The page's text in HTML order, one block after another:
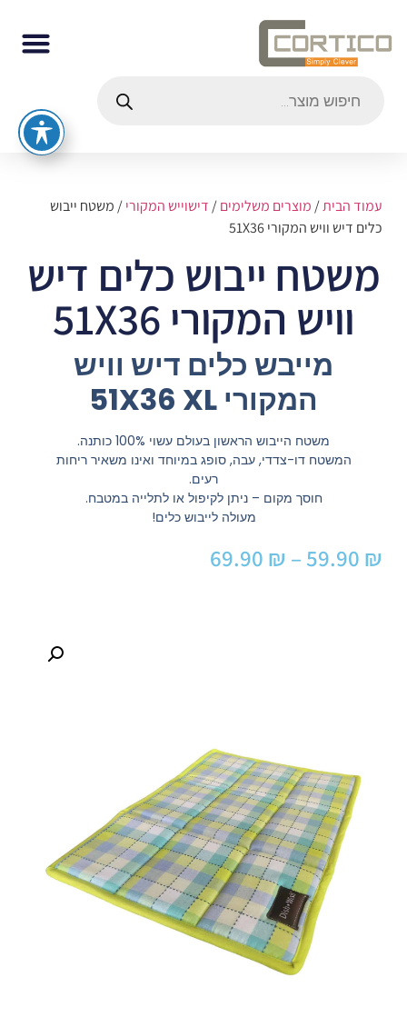
עמוד הבית/מוצרים משלימים/דישוייש המקורי/ משטח ייבוש
כלים דיש וויש המקורי 51X36
משטח ייבוש כלים דיש
וויש המקורי 51X36
מייבש כלים דיש וויש
המקורי 51X36 XL
משטח הייבוש הראשון בעולם עשוי 100% כותנה.
המשטח דו-צדדי, עבה, סופג במיוחד ואינו משאיר ריחות
רעים.
חוסך מקום – ניתן לקיפול או לתלייה במטבח.
מעולה לייבוש כלים!
59.90 ₪
–
69.90 ₪